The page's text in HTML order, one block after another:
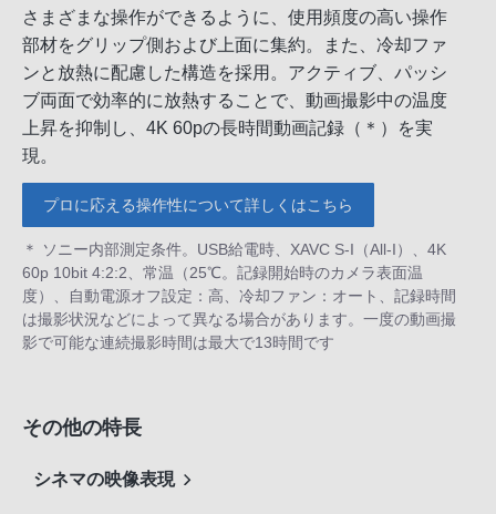
さまざまな操作ができるように、使用頻度の高い操作
部材をグリップ側および上面に集約。また、冷却ファ
ンと放熱に配慮した構造を採用。アクティブ、パッシ
ブ両面で効率的に放熱することで、動画撮影中の温度
上昇を抑制し、4K 60pの長時間動画記録（＊）を実
現。
プロに応える操作性について詳しくはこちら
＊ ソニー内部測定条件。USB給電時、XAVC S-I（All-I）、4K
60p 10bit 4:2:2、常温（25℃。記録開始時のカメラ表面温
度）、自動電源オフ設定：高、冷却ファン：オート、記録時間
は撮影状況などによって異なる場合があります。一度の動画撮
影で可能な連続撮影時間は最大で13時間です
その他の特長
シネマの映像表現